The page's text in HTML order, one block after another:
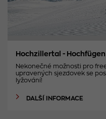
Hochzillertal -
Nekonečné možnosti pro
upravených sjezdovek se
lyžování!
DALŠÍ INFORMACE